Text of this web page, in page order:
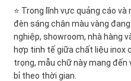
⭐ Trong lĩnh vực quảng cáo
đèn sáng chân màu vàng
nghiệp, showroom, nhà hàng
hợp tinh tế giữa chất liệu inox
trọng, mẫu chữ này mang đến
bỉ theo thời gian.